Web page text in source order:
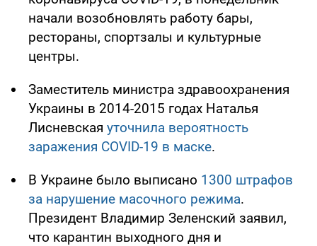
начали возобновлять работу бары,
рестораны, спортзалы и культурные
центры.
Заместитель министра здравоохранения
Украины в 2014-2015 годах Наталья
Лисневская уточнила вероятность
заражения COVID-19 в маске.
В Украине было выписано 1300 штрафов
за нарушение масочного режима.
Президент Владимир Зеленский заявил,
что карантин выходного дня и